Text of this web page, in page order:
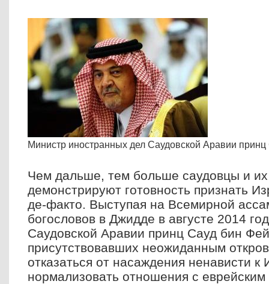
Министр иностранных дел Саудовской Аравии
Чем дальше, тем больше саудовцы и
демонстрируют готовность признать
де-факто. Выступая на Всемирной
богословов в Джидде в августе 2014
Саудовской Аравии принц Сауд бин
присутствовавших неожиданным
отказаться от насаждения ненависти к
нормализовать отношения с еврейским